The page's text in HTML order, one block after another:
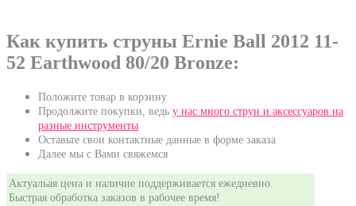
Как купить струны Ernie Ball 2012 11-
52 Earthwood 80/20 Bronze:
Положите товар в корзину
Продолжите покупки, ведь у нас много струн и аксессуаров на
разные инструменты
Оставьте свои контактные данные в форме заказа
Далее мы с Вами свяжемся
Актуальая цена и наличие поддерживается ежедневно.
Быстрая обработка заказов в рабочее время!